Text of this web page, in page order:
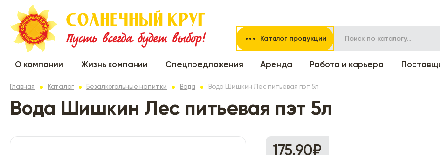
Каталог продукции
О компании Жизнь компании Спецпредложения Аренда Работа и карьера
Главная Каталог Безалкогольные напитки Вода Вода Шишкин Лес питьевая пэт 5л
Вода Шишкин Лес питьевая пэт 5л
175.90₽